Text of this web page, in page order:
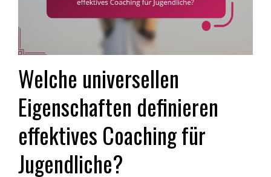
Welche universellen
Eigenschaften definieren
effektives Coaching für
Jugendliche?